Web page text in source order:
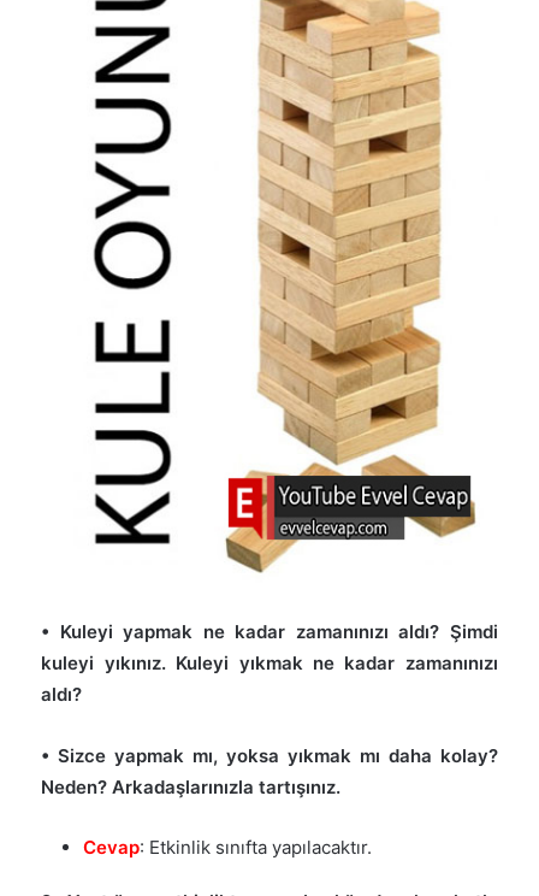
• Kuleyi yapmak ne kadar zamanınızı aldı? Şimdi
kuleyi yıkınız. Kuleyi yıkmak ne kadar zamanınızı
aldı?
• Sizce yapmak mı, yoksa yıkmak mı daha kolay?
Neden? Arkadaşlarınızla tartışınız.
Cevap: Etkinlik sınıfta yapılacaktır.